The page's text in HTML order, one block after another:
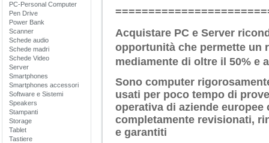
PC-Personal Computer
Pen Drive
Power Bank
Scanner
Schede audio
Schede madri
Schede Video
Server
Smartphones
Smartphones accessori
Software e Sistemi
Speakers
Stampanti
Storage
Tablet
Tastiere
Acquistare PC e Server
opportunità che permette un
mediamente di oltre il 50% e
Sono computer
usati per poco tempo di
operativa di aziende europee
completamente revisionati,
e garantiti